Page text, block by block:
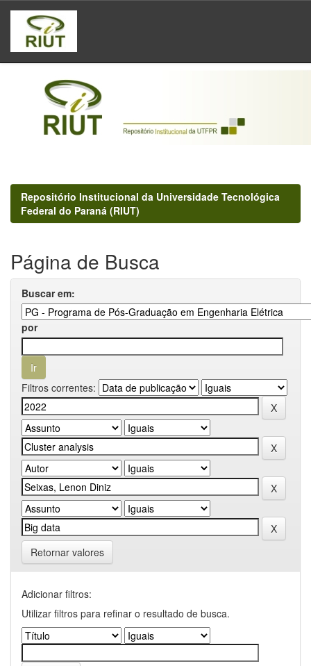
Skip
navigation
Repositório Institucional da Universidade Tecnológica
Federal do Paraná (RIUT)
Página de Busca
Buscar em:
por
Filtros correntes:
Retornar valores
Adicionar filtros:
Utilizar filtros para refinar o resultado de busca.